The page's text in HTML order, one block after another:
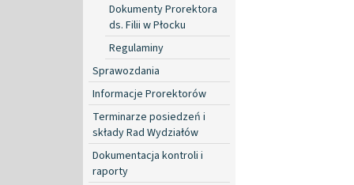
Dokumenty Prorektora
ds. Filii w Płocku
Regulaminy
Sprawozdania
Informacje Prorektorów
Terminarze posiedzeń i
składy Rad Wydziałów
Dokumentacja kontroli i
raporty